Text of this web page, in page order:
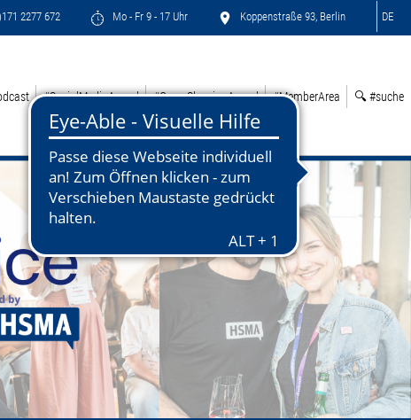
2277 672 Mo - Fr 9 - 17 Uhr Koppenstraße 93, Berlin DE
#SocialMediaAward #GreenSleepingAward #MemberArea 🔍 #suche